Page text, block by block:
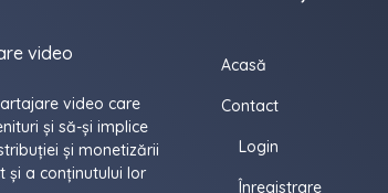
video
video care
și să-și implice
și monetizării
și a conținutului lor
Acasă
Contact
Login
Înregistrare